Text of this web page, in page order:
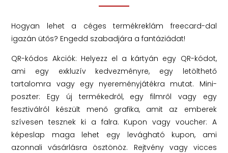
Hogyan lehet a céges termékreklám freecard-dal
igazán ütős? Engedd szabadjára a fantáziádat!
QR-kódos Akciók: Helyezz el a kártyán egy QR-kódot,
ami egy exkluzív kedvezményre, egy letölthető
tartalomra vagy egy nyereményjátékra mutat. Mini-
poszter: Egy új termékedről, egy filmről vagy egy
fesztiválról készült menő grafika, amit az emberek
szívesen tesznek ki a falra. Kupon vagy voucher: A
képeslap maga lehet egy levágható kupon, ami
azonnali vásárlásra ösztönöz. Rejtvény vagy vicces